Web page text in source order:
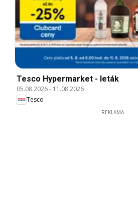
Tesco Hypermarket - leták
05.08.2026- 11.08.2026
Tesco
REKLAMA